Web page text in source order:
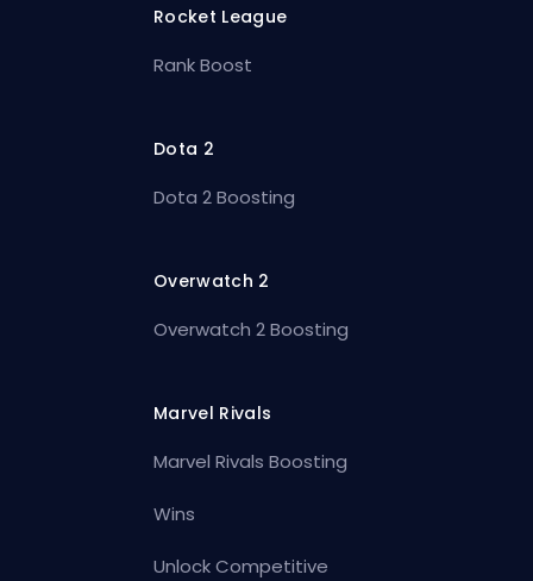
Rocket League
Rank Boost
Dota 2
Dota 2 Boosting
Overwatch 2
Overwatch 2 Boosting
Marvel Rivals
Marvel Rivals Boosting
Wins
Unlock Competitive